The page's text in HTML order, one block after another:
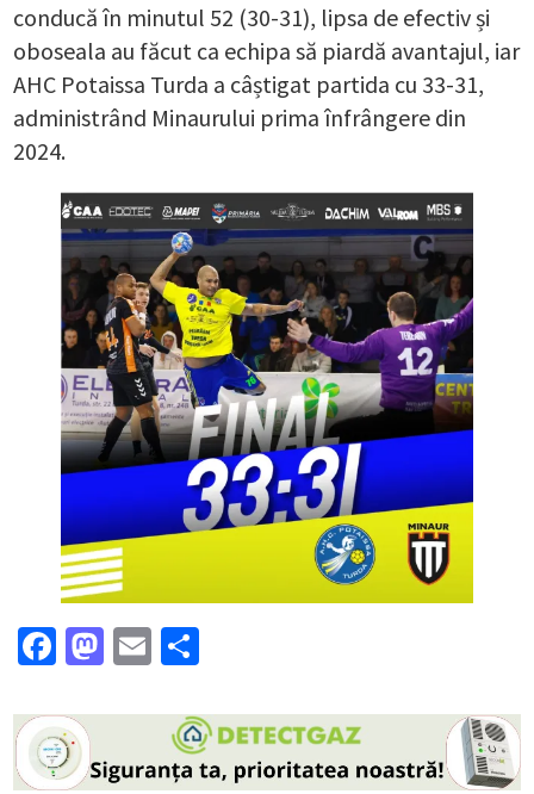
conducă în minutul 52 (30-31), lipsa de efectiv și
oboseala au făcut ca echipa să piardă avantajul, iar
AHC Potaissa Turda a câștigat partida cu 33-31,
administrând Minaurului prima înfrângere din
2024.
Facebook
Mastodon
Email